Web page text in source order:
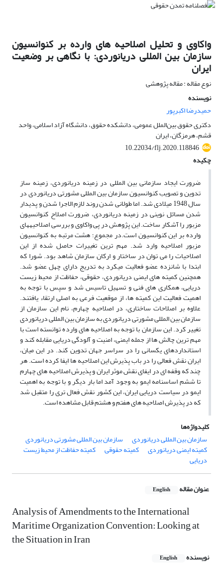
واکاوی و تحلیل اصلاحیه های وارده بر کنوانسیون
سازمان بین المللی دریانوردی: با نگاهی بر وضعیت
ایران
نوع مقاله : مقاله پژوهشی
نویسنده
حمیدرضا اکبرپور
دکتری حقوق بین‌الملل عمومی، دانشکده حقوق، دانشگاه آزاد اسلامی، واحد
قشم، هرمزگان، ایران
10.22034/flj.2020.118846
چکیده
ضرورت ایجاد سازمانی بین ​المللی در زمینه دریانوردی، زمینه ​ساز
تدوین و تصویب کنوانسیون سازمان بین​ المللی مشورتی دریانوردی در
سال 1948 میلادی شد. اما طولانی شدن روند لازم ​الاجرا شدن و پدیدار
شدن مسائل نوینی در زمینه دریانوردی، ضرورت اصلاح کنوانسیون
مزبور را آشکار ساخت. این پژوهش در پی واکاوی و بررسی اصلاحیه​های
وارده بر این کنوانسیون است.در مجموع؛ هشت مرتبه به کنوانسیون
مزبور اصلاحیه وارد شد. مهم ​ترین تغییرات حاصل شده از این
اصلاحیات را می ​توان در ساختار و ارکان سازمان شاهد بود. شورا که
ابتدا با شانزده عضو فعالیت می​کرد به تدریج دارای چهل عضو شد.
همچنین کمیته­ های ایمنی دریانوردی، حقوقی، حفاظت از محیط زیست
دریایی، همکاری های فنی و تسهیل تاسیس شد و سپس با توجه به
اهمیت فعالیت این کمیته​ ها، از موقعیت فرعی به اصلی ارتقاء یافتند.
علاوه بر اصلاحات ساختاری، در اصلاحیه چهارم، نام این سازمان از
سازمان بین ​المللی مشورتی دریانوردی به سازمان بین ​المللی دریانوردی
تغییر کرد. این سازمان با توجه به اصلاحیه​ های وارده توانسته است با
مهم ​ترین چالش ​ها از جمله ایمنی، امنیت و آلودگی دریایی مقابله کند و
استاندارد​های یکسانی را در سراسر جهان تدوین کند. در این میان،
ایران نقش فعالی را در باب پذیرش این اصلاحیه ­ها ایفا کرده است. هر
چند که وقفه ­ای در ایفای نقش موثر ایران و پذیرش اصلاحیه ­های چهارم
تا ششم اساسنامه ایمو به وجود آمد اما بار دیگر و با توجه به اهمیت
ایمو در سیاست دریایی ایران، این کشور نقش فعال­ تری را متقبل شد
که در پذیرش اصلاحیه­ های هفتم و هشتم قابل مشاهده است.
کلیدواژه‌ها
سازمان بین المللی دریانوردی
سازمان بین المللی مشورتی دریانوردی
کمیته ایمنی دریانوردی کمیته حقوقی کمیته حفاظت از محیط زیست
دریایی
عنوان مقاله English
Analysis of Amendments to the International
Maritime Organization Convention: Looking at
the Situation in Iran
نویسنده English